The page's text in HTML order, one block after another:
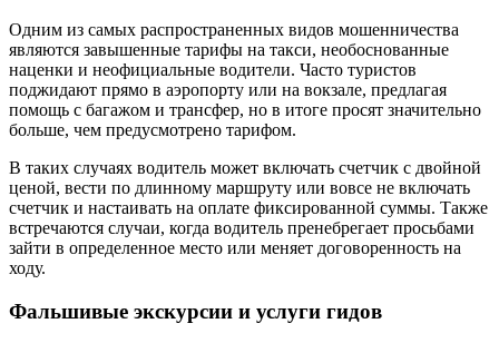
Одним из самых распространенных видов мошенничества
являются завышенные тарифы на такси, необоснованные
наценки и неофициальные водители. Часто туристов
поджидают прямо в аэропорту или на вокзале, предлагая
помощь с багажом и трансфер, но в итоге просят значительно
больше, чем предусмотрено тарифом.
В таких случаях водитель может включать счетчик с двойной
ценой, вести по длинному маршруту или вовсе не включать
счетчик и настаивать на оплате фиксированной суммы. Также
встречаются случаи, когда водитель пренебрегает просьбами
зайти в определенное место или меняет договоренность на
ходу.
Фальшивые экскурсии и услуги гидов